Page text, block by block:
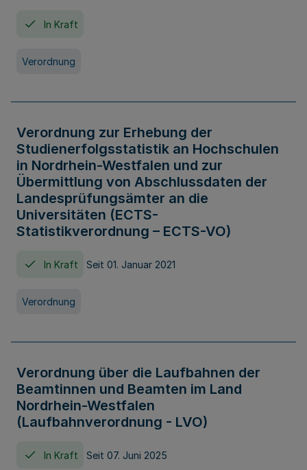
In Kraft
Verordnung
Verordnung zur Erhebung der
Studienerfolgsstatistik an Hochschulen
in Nordrhein-Westfalen und zur
Übermittlung von Abschlussdaten der
Landesprüfungsämter an die
Universitäten (ECTS-
Statistikverordnung – ECTS-VO)
In Kraft Seit 01. Januar 2021
Verordnung
Verordnung über die Laufbahnen der
Beamtinnen und Beamten im Land
Nordrhein-Westfalen
(Laufbahnverordnung - LVO)
In Kraft Seit 07. Juni 2025